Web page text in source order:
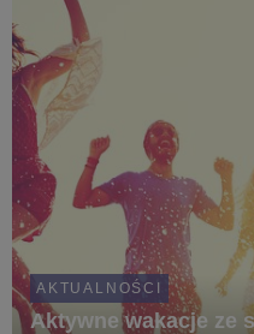
AKTUALNOŚCI
Aktywne wakacje ze